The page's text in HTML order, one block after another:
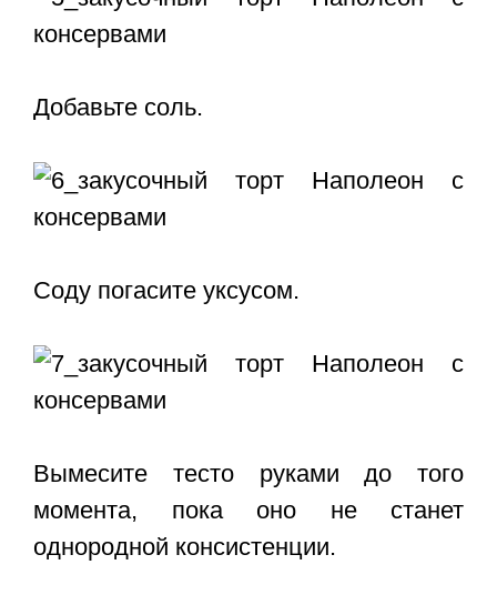
Добавьте соль.
Соду погасите уксусом.
Вымесите тесто руками до того
момента, пока оно не станет
однородной консистенции.